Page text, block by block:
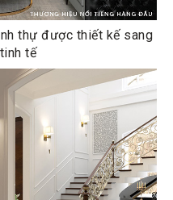
thự được thiết kế sang
tế